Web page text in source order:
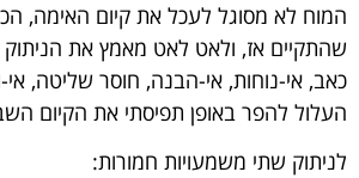
המוח לא מסוגל לעכל את קיום האימה,
שהתקיים אז, ולאט לאט מאמץ את הניתוק
כאב, אי-נוחות, אי-הבנה, חוסר שליטה, אי-
העלול להפר באופן תפיסתי את הקיום
לניתוק שתי משמעויות חמורות: